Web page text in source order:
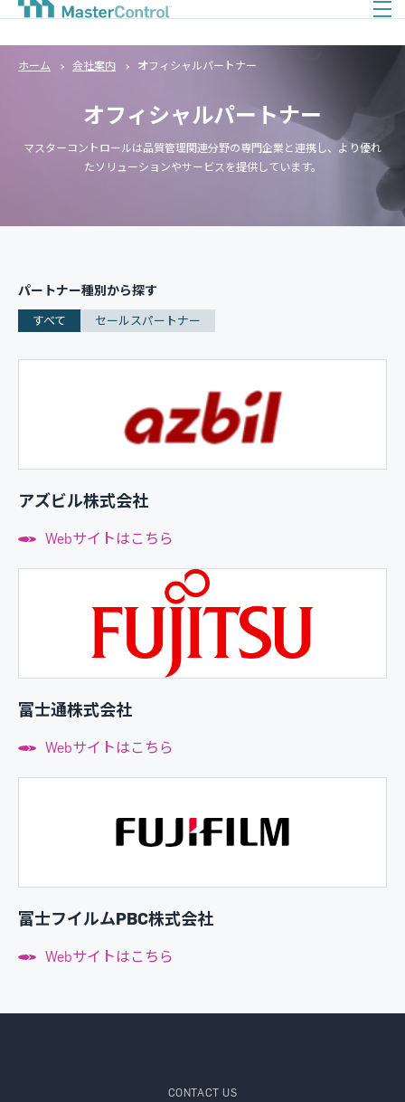
ホーム 会社案内 オフィシャルパートナー
オフィシャルパートナー
マスターコントロールは品質管理関連分野の専門企業と連携し、より優れ
たソリューションやサービスを提供しています。
パートナー種別から探す
すべて セールスパートナー
アズビル株式会社
Webサイトはこちら
富士通株式会社
Webサイトはこちら
富士フイルムPBC株式会社
Webサイトはこちら
CONTACT US